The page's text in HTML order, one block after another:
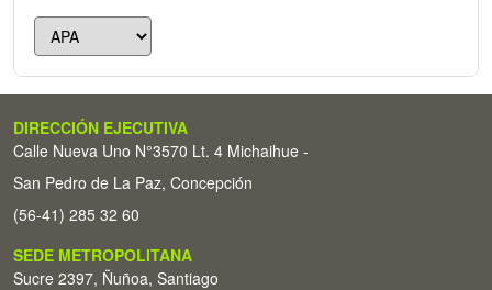
DIRECCIÓN EJECUTIVA
Calle Nueva Uno N°3570 Lt. 4 Michaihue -
San Pedro de La Paz, Concepción
(56-41) 285 32 60
SEDE METROPOLITANA
Sucre 2397, Ñuñoa, Santiago